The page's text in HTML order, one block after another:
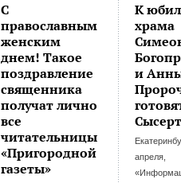
С
православным
женским
днем! Такое
поздравление
священника
получат лично
все
читательницы
«Пригородной
газеты»
К
храма
и
апреля,